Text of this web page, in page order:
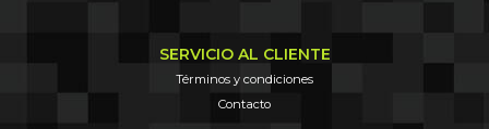
SERVICIO AL CLIENTE
Términos y condiciones
Contacto